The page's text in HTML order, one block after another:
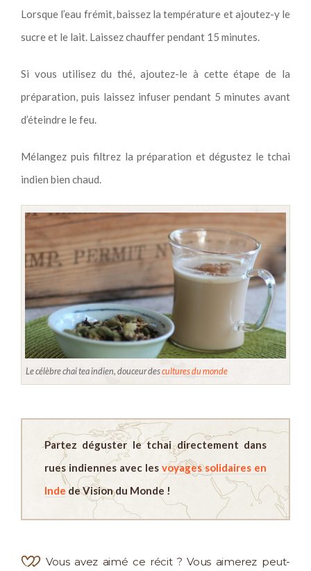
Lorsque l’eau frémit, baissez la température et ajoutez-y le
sucre et le lait. Laissez chauffer pendant 15 minutes.
Si vous utilisez du thé, ajoutez-le à cette étape de la
préparation, puis laissez infuser pendant 5 minutes avant
d’éteindre le feu.
Mélangez puis filtrez la préparation et dégustez le tchai
indien bien chaud.
Le célèbre chai tea indien, douceur descultures du monde
Partez déguster le tchai directement dans
rues indiennes avec les voyages solidaires en
Inde de Vision du Monde !
Vous avez aimé ce récit ? Vous aimerez peut-